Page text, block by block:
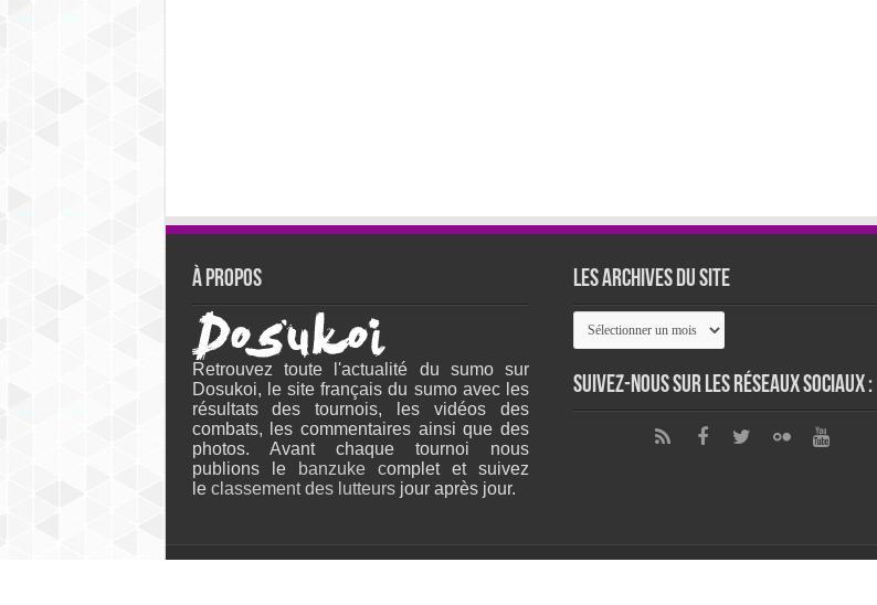
À propos
Retrouvez toute l'actualité du sumo sur
Dosukoi, le site français du sumo avec les
résultats des tournois, les vidéos des
combats, les commentaires ainsi que des
photos. Avant chaque tournoi nous
publions le
banzuke complet et suivez
le classement des lutteursjour après jour.
Les archives du site
Les
archives
site
Suivez-nous sur les réseaux sociaux :